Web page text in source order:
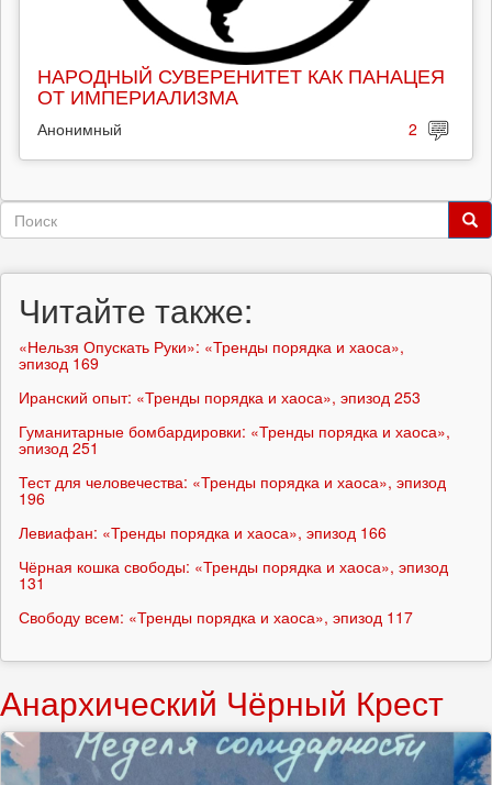
НАРОДНЫЙ СУВЕРЕНИТЕТ КАК ПАНАЦЕЯ
ОТ ИМПЕРИАЛИЗМА
Анонимный 2
Форма
Читайте также:
«Нельзя Опускать Руки»: «Тренды порядка и хаоса»,
эпизод 169
Иранский опыт: «Тренды порядка и хаоса», эпизод 253
Гуманитарные бомбардировки: «Тренды порядка и хаоса»,
эпизод 251
Тест для человечества: «Тренды порядка и хаоса», эпизод
196
Левиафан: «Тренды порядка и хаоса», эпизод 166
Чёрная кошка свободы: «Тренды порядка и хаоса», эпизод
131
Свободу всем: «Тренды порядка и хаоса», эпизод 117
Анархический Чёрный Крест